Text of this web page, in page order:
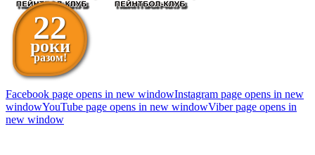
22
роки
разом!
Facebook page opens in new windowInstagram page opens in new
windowYouTube page opens in new windowViber page opens in
new window